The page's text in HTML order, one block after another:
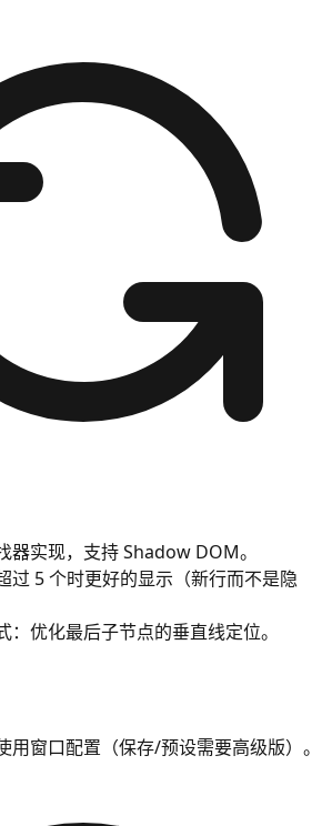
器实现，支持 Shadow DOM。
过 5 个时更好的显示（新行而不是隐
：优化最后子节点的垂直线定位。
用窗口配置（保存/预设需要高级版）。